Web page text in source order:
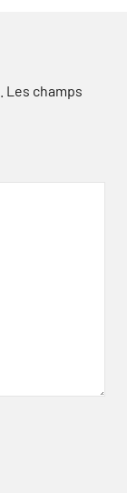
Les champs